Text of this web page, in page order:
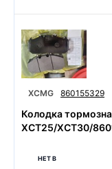
XCMG 860155329
Колодка
XCT25/XCT30/
НЕТ В